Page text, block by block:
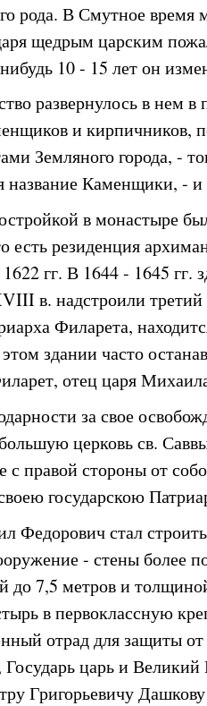
рода. В Смутное время
щедрым царским
10 - 15 лет он
развернулось в нем
и кирпичников,
Земляного города, -
название Каменщики, - и
в монастыре
есть резиденция
гг. В 1644 - 1645 гг.
в. надстроили
Филарета,
здании часто
отец царя
за свое
церковь св.
с правой стороны от
государскою
Федорович стал
- стены более
до 7,5 метров и
в первоклассную
отрад для защиты
Государь царь и
Григорьевичу